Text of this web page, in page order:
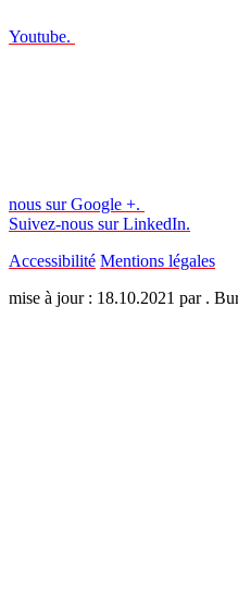
Youtube.
nous sur Google +.
Suivez-nous sur LinkedIn.
Accessibilité Mentions légales
mise à jour : 18.10.2021 par .